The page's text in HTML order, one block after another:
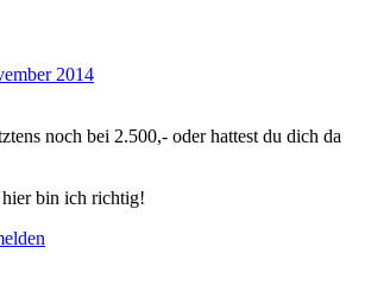
2014
noch bei 2.500,- oder hattest du dich da
hier bin ich richtig!